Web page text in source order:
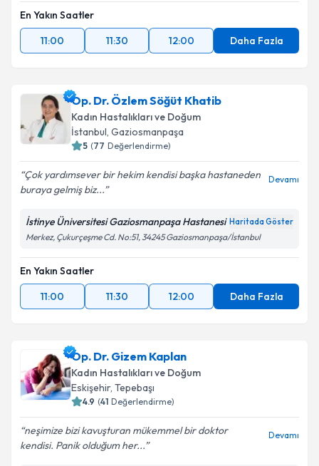
En Yakın Saatler
11:00
11:30 12:00 Daha Fazla
Op. Dr. Özlem Söğüt Khatib
Kadın Hastalıkları ve Doğum
İstanbul, Gaziosmanpaşa
5 (77 Değerlendirme)
Çok yardımsever bir hekim kendisi başka hastaneden
buraya gelmiş biz...
Devamı
İstinye Üniversitesi Gaziosmanpaşa Hastanesi Haritada Göster
Merkez, Çukurçeşme Cd. No:51, 34245 Gaziosmanpaşa/İstanbul
En Yakın Saatler
11:00
11:30 12:00 Daha Fazla
Op. Dr. Gizem Kaplan
Kadın Hastalıkları ve Doğum
Eskişehir, Tepebaşı
4.9 (41 Değerlendirme)
neşimize bizi kavuşturan mükemmel bir doktor
kendisi. Panik olduğum her...
Devamı